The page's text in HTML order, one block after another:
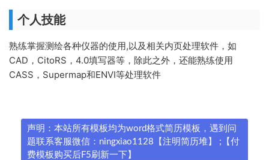
个人技能
熟练掌握测绘各种仪器的使用,以及相关内页处理软件，如
CAD，CitoRS，4.0填写器等，除此之外，还能熟练使用
CASS，Supermap和ENVI等处理软件
声明：本站所有模板均为word格式简历模板，遇到问
题联系客服微信：ningxiao1128【注明简历堆】 ;【付
费模板购买后F5刷新一下】